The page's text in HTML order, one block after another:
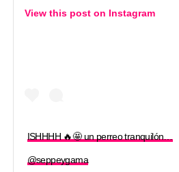
View this post on Instagram
ISHHHH 🔥🤩 un perreo tranquilón…
@seppeygama